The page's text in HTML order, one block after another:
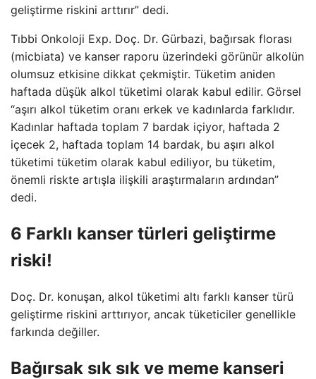
geliştirme riskini arttırır” dedi.
Tıbbi Onkoloji Exp. Doç. Dr. Gürbazi, bağırsak florası
(micbiata) ve kanser raporu üzerindeki görünür alkolün
olumsuz etkisine dikkat çekmiştir. Tüketim aniden
haftada düşük alkol tüketimi olarak kabul edilir. Görsel
“aşırı alkol tüketim oranı erkek ve kadınlarda farklıdır.
Kadınlar haftada toplam 7 bardak içiyor, haftada 2
içecek 2, haftada toplam 14 bardak, bu aşırı alkol
tüketimi tüketim olarak kabul ediliyor, bu tüketim,
önemli riskte artışla ilişkili araştırmaların ardından”
dedi.
6 Farklı kanser türleri geliştirme
riski!
Doç. Dr. konuşan, alkol tüketimi altı farklı kanser türü
geliştirme riskini arttırıyor, ancak tüketiciler genellikle
farkında değiller.
Bağırsak sık sık ve meme kanseri